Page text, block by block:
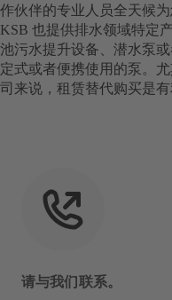
作伙伴的专业人员全天候为
KSB 也提供排水领域特定
池污水提升设备、潜水泵
定式或者便携使用的泵。
司来说，租赁替代购买是有
请与我们联系。